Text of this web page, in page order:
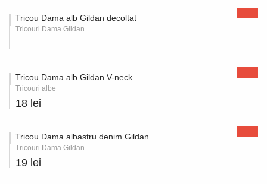
Tricou Dama alb Gildan decoltat
Tricouri Dama Gildan
Tricou Dama alb Gildan V-neck
Tricouri albe
18 lei
Tricou Dama albastru denim Gildan
Tricouri Dama Gildan
19 lei